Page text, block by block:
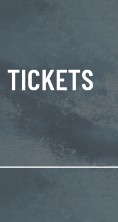
TICKETS